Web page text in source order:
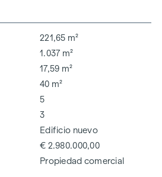
221,65 m²
1.037 m²
17,59 m²
40 m²
5
3
Edificio nuevo
€ 2.980.000,00
Propiedad comercial